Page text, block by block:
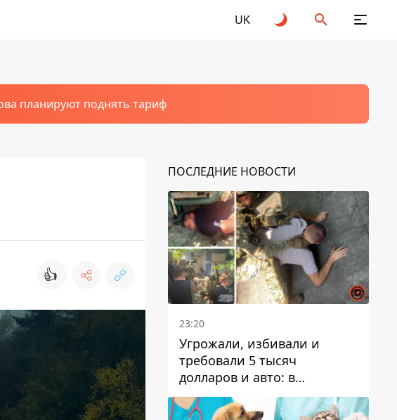
UK
планируют поднять тариф
👍
ПОСЛЕДНИЕ НОВОСТИ
23:20
Угрожали, избивали и
требовали 5 тысяч
долларов и авто: в
Павлограде задержали двух
мужчин